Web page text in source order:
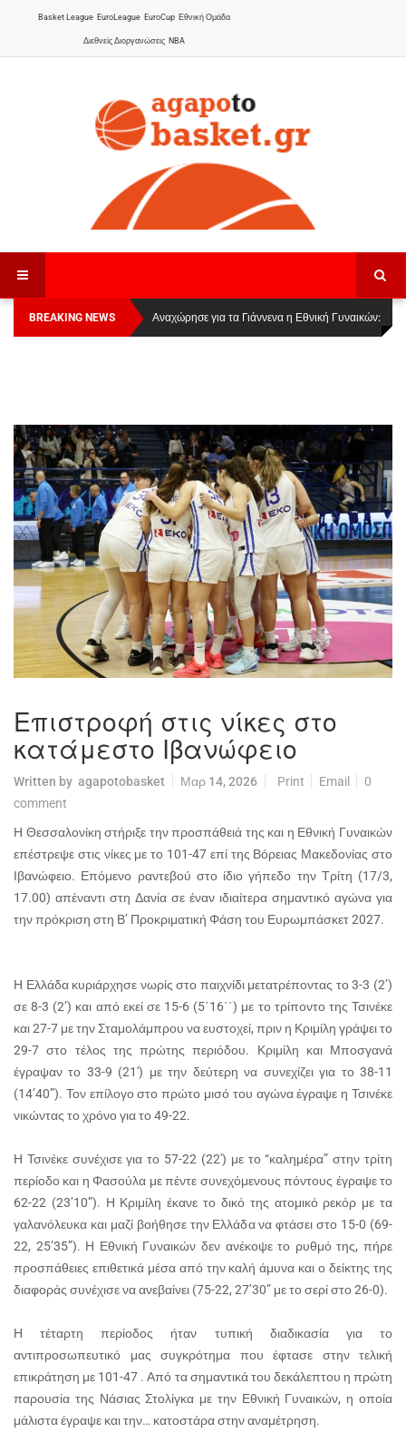
Basket League EuroLeague EuroCup Εθνική Ομάδα
Διεθνείς Διοργανώσεις NBA
BREAKING NEWS
Οι Πάνθηρες Καβάλας στην Women Basketball
League 1
Αναχώρησε για τα Γιάννενα η Εθνική Γυναικών:
Επιστροφή στις νίκες στο
κατάμεστο Ιβανώφειο
Written by agapotobasket Μαρ 14, 2026 Print Email
0
comment
Η Θεσσαλονίκη στήριξε την προσπάθειά της και η Εθνική Γυναικών
επέστρεψε στις νίκες με το 101-47 επί της Βόρειας Μακεδονίας στο
Ιβανώφειο. Επόμενο ραντεβού στο ίδιο γήπεδο την Τρίτη (17/3,
17.00) απέναντι στη Δανία σε έναν ιδιαίτερα σημαντικό αγώνα για
την πρόκριση στη Β’ Προκριματική Φάση του Ευρωμπάσκετ 2027.
Η Ελλάδα κυριάρχησε νωρίς στο παιχνίδι μετατρέποντας το 3-3 (2’)
σε 8-3 (2’) και από εκεί σε 15-6 (5΄16΄΄) με το τρίποντο της Τσινέκε
και 27-7 με την Σταμολάμπρου να ευστοχεί, πριν η Κριμίλη γράψει το
29-7 στο τέλος της πρώτης περιόδου. Κριμίλη και Μποσγανά
έγραψαν το 33-9 (21′) με την δεύτερη να συνεχίζει για το 38-11
(14’40”). Τον επίλογο στο πρώτο μισό του αγώνα έγραψε η Τσινέκε
νικώντας το χρόνο για το 49-22.
Η Τσινέκε συνέχισε για το 57-22 (22′) με το “καλημέρα” στην τρίτη
περίοδο και η Φασούλα με πέντε συνεχόμενους πόντους έγραψε το
62-22 (23’10”). Η Κριμίλη έκανε το δικό της ατομικό ρεκόρ με τα
γαλανόλευκα και μαζί βοήθησε την Ελλάδα να φτάσει στο 15-0 (69-
22, 25’35”). Η Εθνική Γυναικών δεν ανέκοψε το ρυθμό της, πήρε
προσπάθειες επιθετικά μέσα από την καλή άμυνα και ο δείκτης της
διαφοράς συνέχισε να ανεβαίνει (75-22, 27’30” με το σερί στο 26-0).
Η τέταρτη περίοδος ήταν τυπική διαδικασία για το
αντιπροσωπευτικό μας συγκρότημα που έφτασε στην τελική
επικράτηση με 101-47 . Από τα σημαντικά του δεκάλεπτου η πρώτη
παρουσία της Νάσιας Στολίγκα με την Εθνική Γυναικών, η οποία
μάλιστα έγραψε και την… κατοστάρα στην αναμέτρηση.